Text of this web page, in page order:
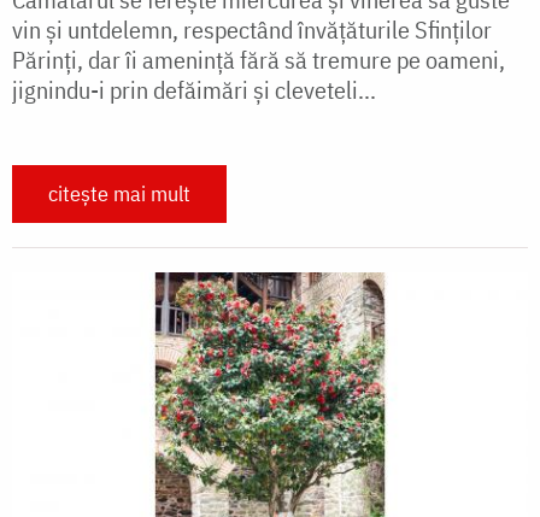
vin şi untdelemn, respectând învăţăturile Sfinţilor
Părinţi, dar îi ameninţă fără să tremure pe oameni,
jignindu-i prin defăimări şi cleveteli...
citește mai mult